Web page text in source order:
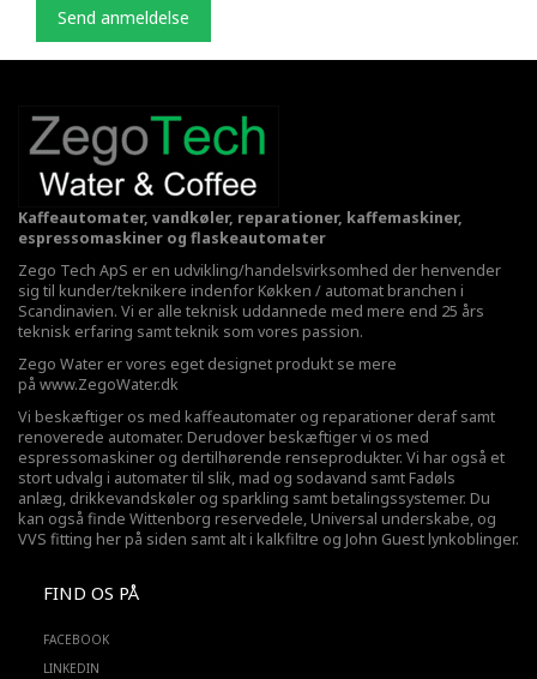
Send anmeldelse
Kaffeautomater, vandkøler, reparationer, kaffemaskiner,
espressomaskiner og flaskeautomater
Zego Tech ApS er en udvikling/handelsvirksomhed der henvender
sig til kunder/teknikere indenfor Køkken / automat branchen i
Scandinavien. Vi er alle teknisk uddannede med mere end 25 års
teknisk erfaring samt teknik som vores passion.
Zego Water er vores eget designet produkt se mere
på www.ZegoWater.dk
Vi beskæftiger os med kaffeautomater og reparationer deraf samt
renoverede automater. Derudover beskæftiger vi os med
espressomaskiner og dertilhørende renseprodukter. Vi har også et
stort udvalg i automater til slik, mad og sodavand samt Fadøls
anlæg, drikkevandskøler og sparkling samt betalingssystemer. Du
kan også finde Wittenborg reservedele, Universal underskabe, og
VVS fitting her på siden samt alt i kalkfiltre og John Guest lynkoblinger.
FIND OS PÅ
FACEBOOK
LINKEDIN